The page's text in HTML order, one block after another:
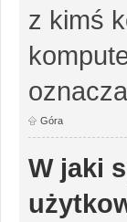
z kimś
Góra
W jaki